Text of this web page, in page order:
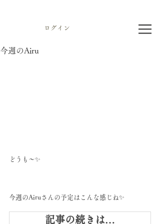
ログイン
今週のAiru
どうも〜✨
今週のAiruさんの予定はこんな感じね✨
記事の続きは…